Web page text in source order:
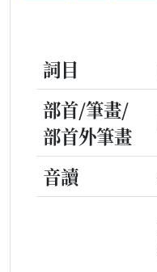
詞目
部首/筆畫/
部首外筆畫
音讀